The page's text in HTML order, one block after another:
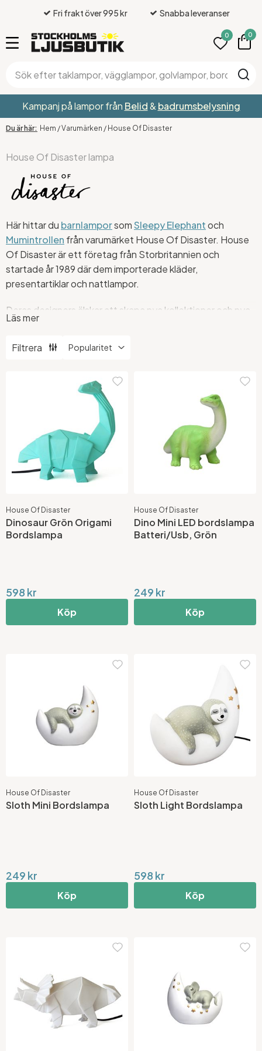
Fri frakt över 995 kr Snabba leveranser
0 0
Kampanj på lampor från Belid& badrumsbelysning
Hem /Varumärken / House Of Disaster
House Of Disaster lampa
Här hittar du barnlamporsomSleepy Elephantoch
Mumintrollen från varumärket House Of Disaster. House
Of Disaster är ett företag från Storbritannien och
startade år 1989 där dem importerade kläder,
presentartiklar och nattlampor.
Deras designers älskar att skapa nya kollektioner och nya
produkter är en stor del av varumärket House of Disaster.
för barn från House of Disaster.
info@ljusbutik.se
Läs mer
Filtrera
House Of Disaster
Dinosaur Grön Origami
Bordslampa
598 kr
Köp
House Of Disaster
Dino Mini LED bordslampa
Batteri/Usb, Grön
249 kr
Köp
House Of Disaster
Sloth Mini Bordslampa
249 kr
Köp
House Of Disaster
Sloth Light Bordslampa
598 kr
Köp